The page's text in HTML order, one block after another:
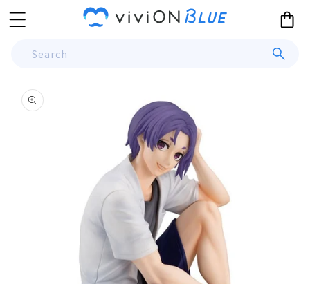
Skip to
content
Cart
Search
product
information